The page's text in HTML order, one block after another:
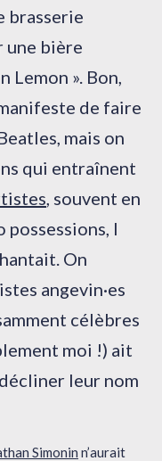
brasserie
une bière
Lemon ». Bon,
de faire
mais on
qui entraînent
, souvent en
possessions, I
On
angevin·es
célèbres
moi !) ait
leur nom
Simonin n’aurait